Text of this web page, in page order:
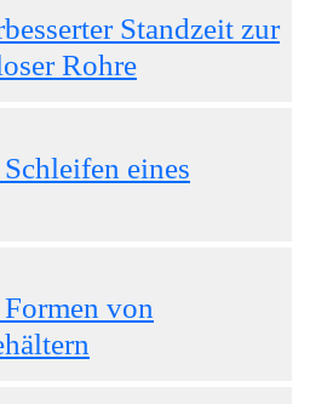
Standzeit zur
Rohre
eines
von